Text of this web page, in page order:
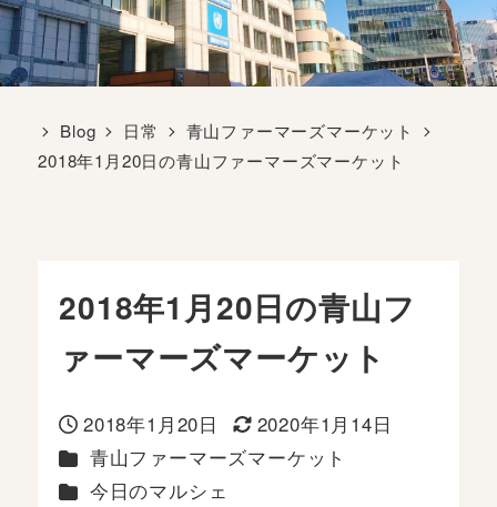
Blog 日常
青山ファーマーズマーケット
2018年1月20日の青山ファーマーズマーケット
2018年1月20日の青山フ
ァーマーズマーケット
投稿日
2018年1月20日
更新日
2020年1月14日
カテゴリー
青山ファーマーズマーケット
カテゴリー
今日のマルシェ